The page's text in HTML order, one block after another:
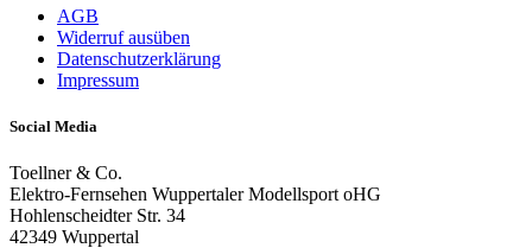
AGB
Widerruf ausüben
Datenschutzerklärung
Impressum
Social Media
Toellner & Co.
Elektro-Fernsehen Wuppertaler Modellsport oHG
Hohlenscheidter Str. 34
42349 Wuppertal